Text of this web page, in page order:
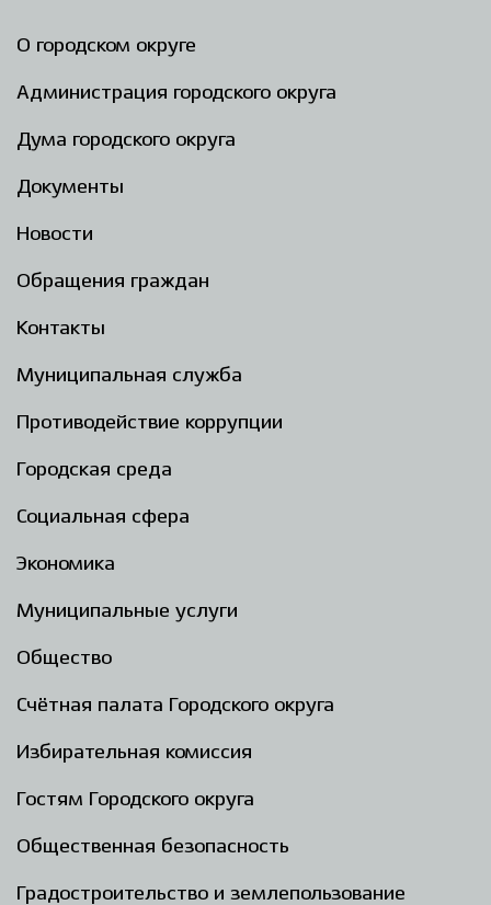
О городском округе
Администрация городского округа
Дума городского округа
Документы
Новости
Обращения граждан
Контакты
Муниципальная служба
Противодействие коррупции
Городская среда
Социальная сфера
Экономика
Муниципальные услуги
Общество
Счётная палата Городского округа
Избирательная комиссия
Гостям Городского округа
Общественная безопасность
Градостроительство и землепользование